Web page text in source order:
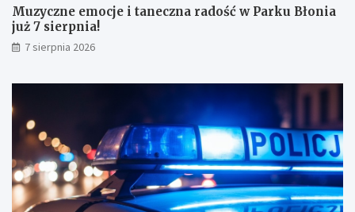
i
w
y
k
a
m
Muzyczne emocje i taneczna radość w Parku Błonia
już 7 sierpnia!
7 sierpnia 2026